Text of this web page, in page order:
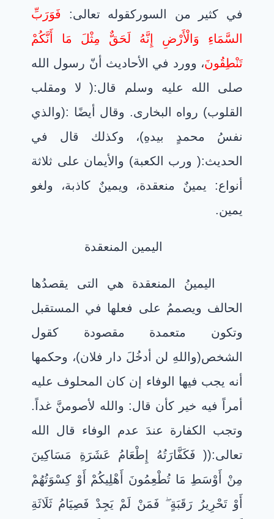
في كثير من السوركقوله تعالى:
فَوَرَبِّ
السَّمَاءِ وَالْأَرْضِ إِنَّهُ لَحَقٌّ مِثْلَ مَا أَنَّكُمْ
تَنْطِقُونَ، وورد في الأحاديث أنّ رسول الله
صلى الله عليه وسلم قال:( لا ومقلب
القلوب) رواه البخارى. وقال أيضًا :(والذي
نفسُ محمدٍ بيدهِ)، وكذلك قال في
الحديث:( ورب الكعبة) والأيمان على ثلاثة
أنواع: يمينٌ منعقدة، ويمينٌ كاذبة، ولغو
يمين.
اليمين المنعقدة
اليمينُ المنعقدة هي التى يقصدُها
الحالف ويصممُ على فعلها في المستقبل
وتكون متعمدة مقصودة كقول
الشخص(واللهِ لن أدخُلَ دار فلان)، وحكمها
أنه يجب فيها الوفاء إن كان المحلوف عليه
أمراً فيه خير كأن قال: والله لأصومنَّ غداً.
وتجب الكفارة عندَ عدم الوفاء قال الله
تعالى:(( فَكَفَّارَتُهُ إِطْعَامُ عَشَرَةِ مَسَاكِينَ
مِنْ أَوْسَطِ مَا تُطْعِمُونَ أَهْلِيكُمْ أَوْ كِسْوَتُهُمْ
أَوْ تَحْرِيرُ رَقَبَةٍ فَمَنْ لَمْ يَجِدْ فَصِيَامُ ثَلَاثَةِ